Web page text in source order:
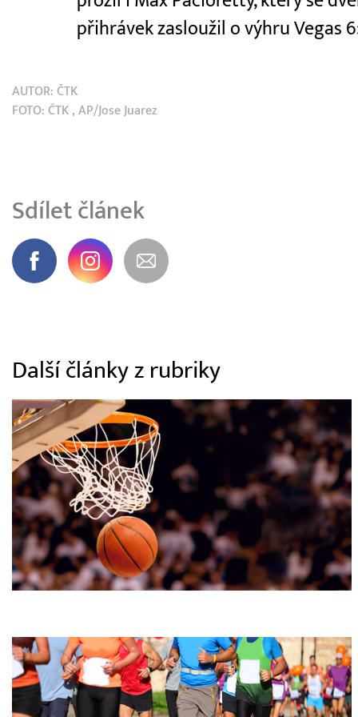
přihrávek zasloužil o výhru Vegas
AUTOR: ČTK
FOTO: ČTK , AP/Jose Juarez
Sdílet článek
Další články z rubriky